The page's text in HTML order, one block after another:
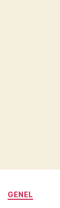
Kategoriler
GENEL